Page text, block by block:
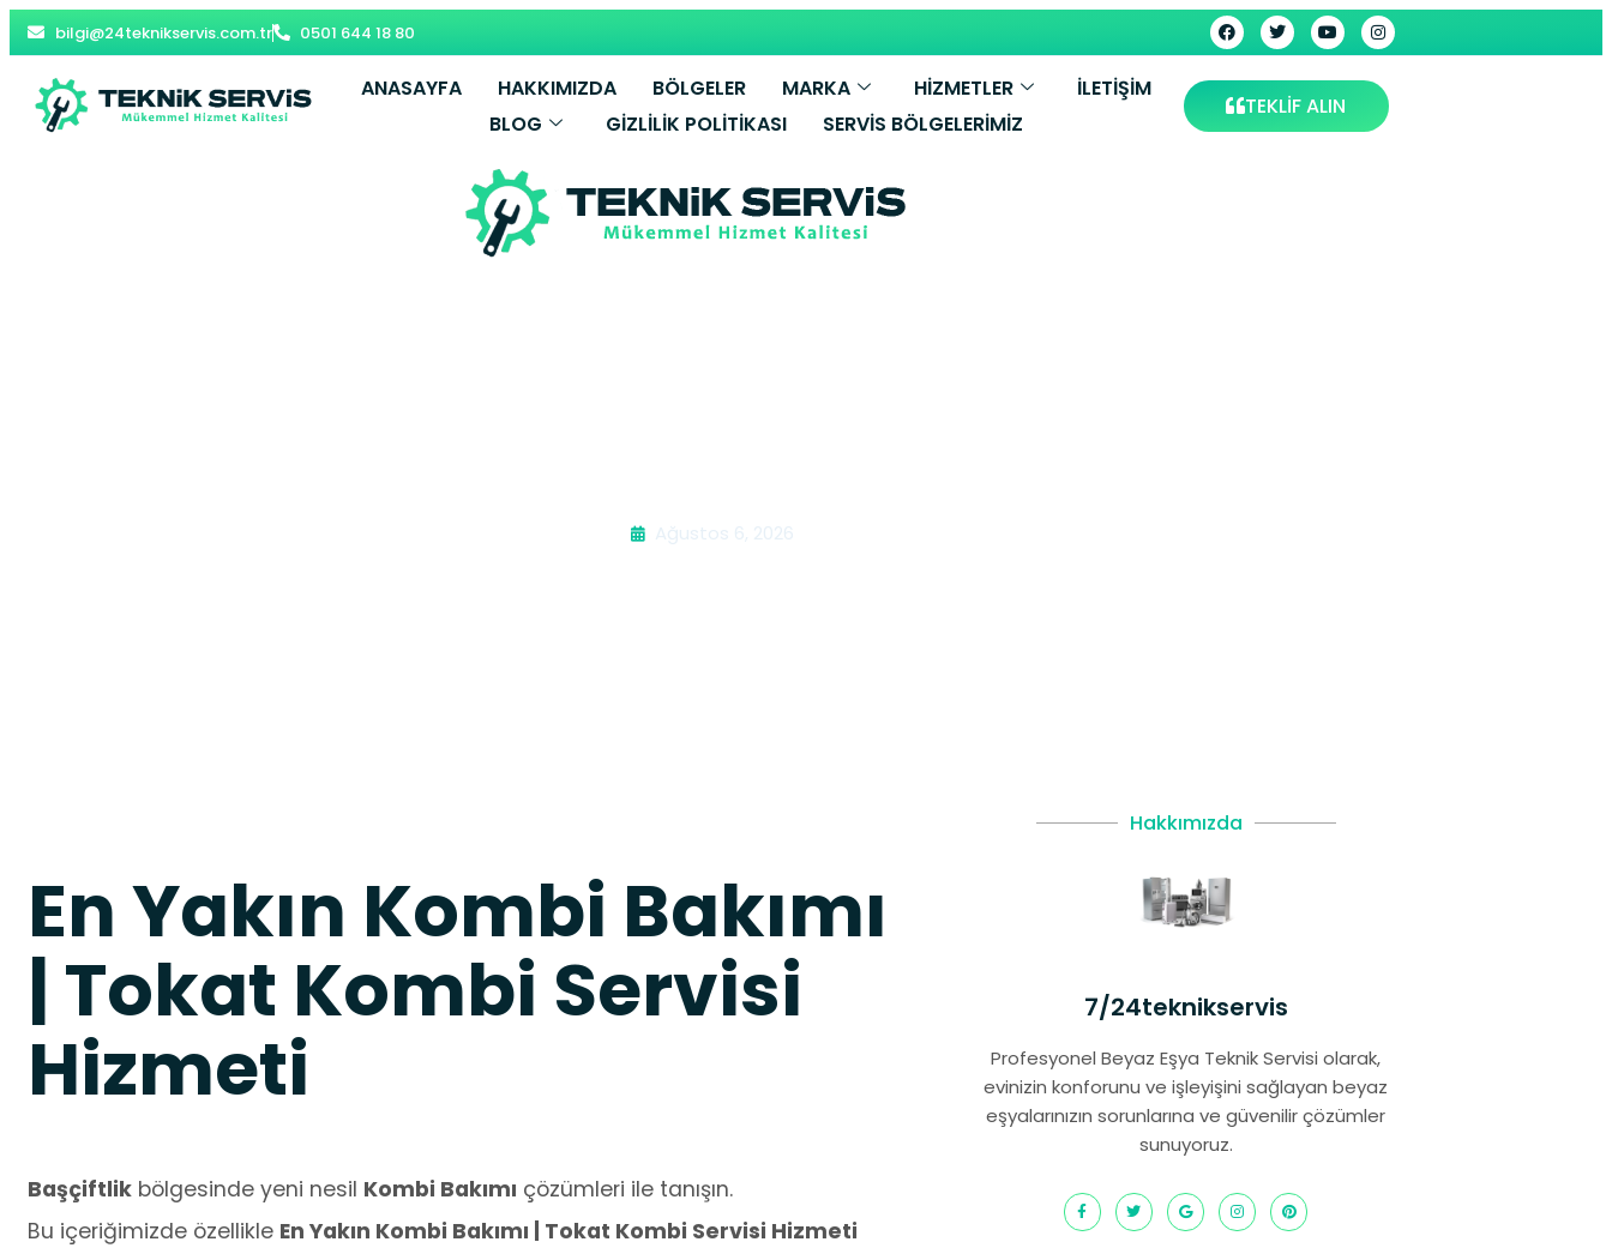
bilgi@24teknikservis.com.tr 0501 644 18 80
ANASAYFA HAKKIMIZDA BÖLGELER MARKA HİZMETLER
İLETIŞIM
BLOG
GIZLILIK POLITIKASI SERVIS BÖLGELERIMIZ
TEKLİF ALIN
Ağustos 6, 2026
En Yakın Kombi Bakımı
| Tokat Kombi Servisi
Hizmeti
Başçiftlik bölgesinde yeni nesil Kombi Bakımı çözümleri ile tanışın.
Bu içeriğimizde özellikle En Yakın Kombi Bakımı | Tokat Kombi Servisi Hizmeti
Hakkımızda
7/24teknikservis
Profesyonel Beyaz Eşya Teknik Servisi olarak,
evinizin konforunu ve işleyişini sağlayan beyaz
eşyalarınızın sorunlarına ve güvenilir çözümler
sunuyoruz.